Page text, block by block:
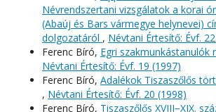
Névrendszertani vizsgálatok a korai
(Abaúj és Bars vármegye helynevei)
dolgozatáról , Névtani Értesítő: Évf.
Ferenc Bíró, Egri szakmunkástanulók
Névtani Értesítő: Évf. 19 (1997)
Ferenc Bíró, Adalékok Tiszaszőlős
, Névtani Értesítő: Évf. 20 (1998)
Ferenc Bíró, Tiszaszőlős XVIII−XIX.